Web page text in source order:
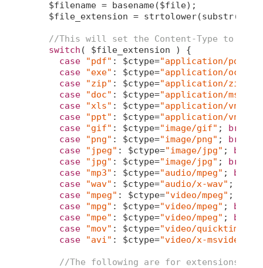
   $filename = basename($file);
$file_extension =
//This will set the Content-Type to
switch ( $file_extension ) {
case
"pdf" : $ctype="application/pdf"
case
"exe" : $ctype="application/octet-
case
"zip" : $ctype="application/zip"
case
"doc" : $ctype="application/
case
"xls" : $ctype="application/
case
"ppt" : $ctype="application/
case
"gif" : $ctype="image/gif" ; break
case
"png" : $ctype="image/png" ; break
case
"jpeg" : $ctype="image/jpg" ; break
case
"jpg" : $ctype="image/jpg" ; break
case
"mp3" : $ctype="audio/mpeg" ; break
case
"wav" : $ctype="audio/x-wav" ;
case
"mpeg" : $ctype="video/mpeg" ;
case
"mpg" : $ctype="video/mpeg" ; break
case
"mpe" : $ctype="video/mpeg" ; break
case
"mov" : $ctype="video/quicktime"
case
"avi" : $ctype="video/x-msvideo"
//The following are for extensions